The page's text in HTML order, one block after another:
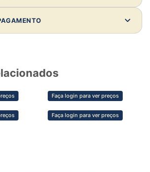
10 unidades deste modelo:
—
compram só pelo preço —
pela confiança, estética e segurança
Valorize isso na sua venda e
Faça login para ver preços
Faça login para ver preços